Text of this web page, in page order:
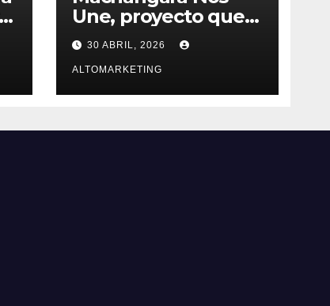
Une, proyecto que
lucha por salvar al
río contaminado de
Quito
30 ABRIL, 2026
ALTOMARKETING